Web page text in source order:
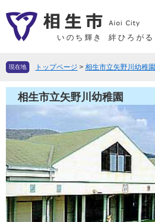
ー
先
す
ニ
を
し
本
文
へ
いのち輝き 絆ひろがる
現在地 トップページ > 相生市立矢野川幼稚園
相生市立矢野川幼稚園